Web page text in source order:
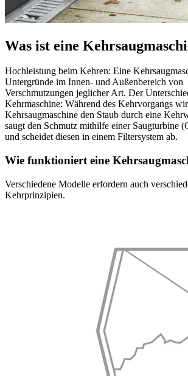
Was ist eine
Hochleistung beim Kehren: Eine
Untergründe im Innen- und Außenbereich von
Verschmutzungen jeglicher Art. Der
Kehrmaschine: Während des Kehrvorgangs
Kehrsaugmaschine den Staub durch eine
saugt den Schmutz mithilfe einer Saugturbine
und scheidet diesen in einem Filtersystem ab.
Wie funktioniert eine
Verschiedene Modelle erfordern auch
Kehrprinzipien.